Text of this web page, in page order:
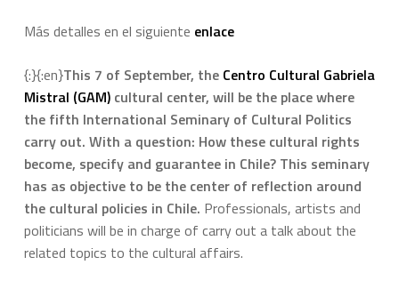
Más detalles en el siguiente enlace
{:}{:en}This 7 of September, the Centro Cultural Gabriela
Mistral (GAM)cultural center, will be the place where
the fifth International Seminary of Cultural Politics
carry out. With a question: How these cultural rights
become, specify and guarantee in Chile? This seminary
has as objective to be the center of reflection around
the cultural policies in Chile. Professionals, artists and
politicians will be in charge of carry out a talk about the
related topics to the cultural affairs.